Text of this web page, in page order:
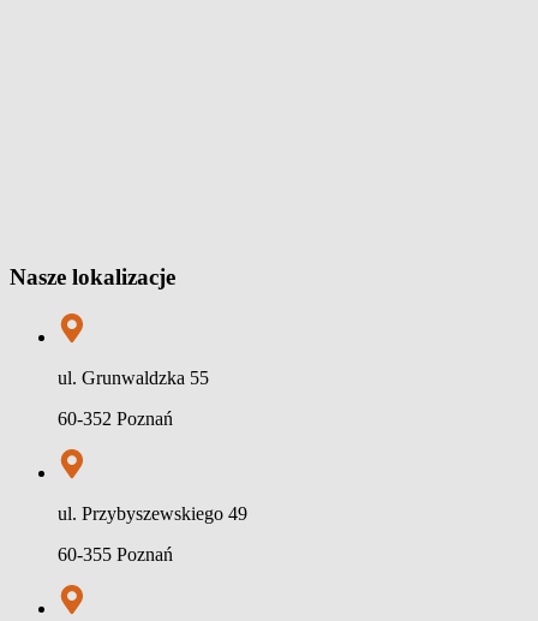
Nasze lokalizacje
ul. Grunwaldzka 55
60-352 Poznań
ul. Przybyszewskiego 49
60-355 Poznań